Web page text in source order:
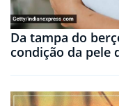
Da tampa do
condição da pele